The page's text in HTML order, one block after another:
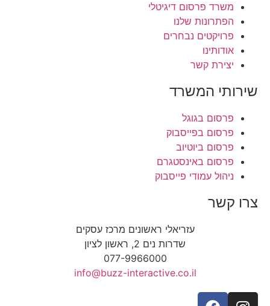
משרד פרסום דיגיטלי
הפתרונות שלנו
פרויקטים נבחרים
אודותינו
יצירת קשר
שירותי המשרד
פרסום בגוגל
פרסום בפייסבוק
פרסום ביוטיוב
פרסום באינסטגרם
ניהול עמודי פייסבוק
צרו קשר
עזריאלי ראשונים מרכז עסקים
שדרות נים 2, ראשון לציון
077-9966000
info@buzz-interactive.co.il